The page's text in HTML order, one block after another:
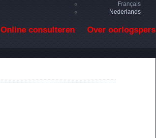
Français
Nederlands
Online consulteren Over oorlogspers